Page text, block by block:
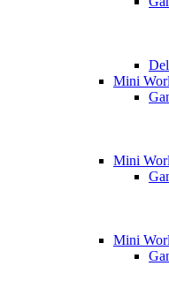
Mini
Mini
Mini